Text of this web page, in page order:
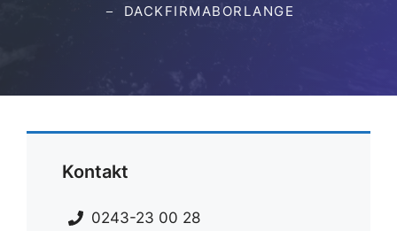
DACKFIRMABORLANGE
Kontakt
0243-23 00 28